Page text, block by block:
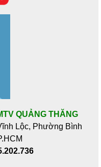
QUẢNG THĂNG
Lộc, Phường Bình